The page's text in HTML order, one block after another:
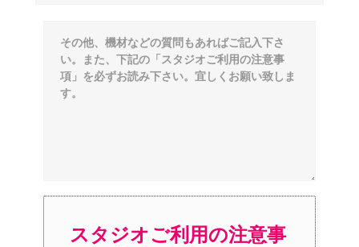
スタジオご利用の注意事